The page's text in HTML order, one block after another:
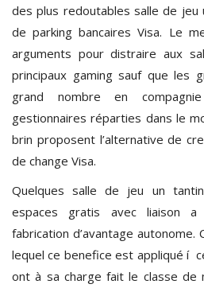
des plus redoutables salle de jeu
de parking bancaires Visa. Le
arguments pour distraire aux
principaux gaming sauf que les
grand nombre en
gestionnaires réparties dans le
brin proposent l’alternative de
de change Visa.
Quelques salle de jeu un
espaces gratis avec liaison
fabrication d’avantage
lequel ce benefice est appliqué í
ont à sa charge fait le classe de